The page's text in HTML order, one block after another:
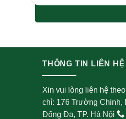
THÔNG TIN LIÊN HỆ
Xin vui lòng liên hệ
chỉ: 176 Trường Chinh,
Đống Đa, TP. Hà Nội